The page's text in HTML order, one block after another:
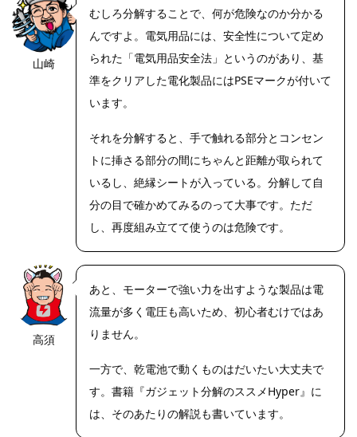
https://riseph
山崎
むしろ分解することで、何が危険なのか分かる
んですよ。電気用品には、安全性について定め
られた「電気用品安全法」というのがあり、基
準をクリアした電化製品にはPSEマークが付いて
います。
それを分解すると、手で触れる部分とコンセン
トに挿さる部分の間にちゃんと距離が取られて
いるし、絶縁シートが入っている。分解して自
分の目で確かめてみるのって大事です。ただ
し、再度組み立てて使うのは危険です。
https://riseph
高須
あと、モーターで強い力を出すような製品は電
流量が多く電圧も高いため、初心者むけではあ
りません。
一方で、乾電池で動くものはだいたい大丈夫で
す。書籍『ガジェット分解のススメHyper』に
は、そのあたりの解説も書いています。